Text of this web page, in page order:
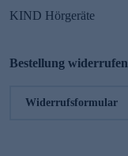
KIND Hörgeräte
Bestellung widerrufen
Widerrufsformular